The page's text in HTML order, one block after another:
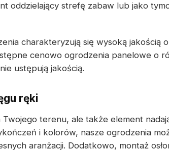
oddzielający strefę zabaw lub jako
charakteryzują się wysoką jakością
cenowo ogrodzenia panelowe o
ustępują jakością.
ręki
terenu, ale także element
i kolorów, nasze ogrodzenia
aranżacji. Dodatkowo, montaż